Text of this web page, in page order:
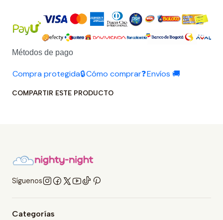
Métodos de pago
Compra protegida🔒Cómo comprar❓Envíos 🚚
COMPARTIR ESTE PRODUCTO
Síguenos
Categorías